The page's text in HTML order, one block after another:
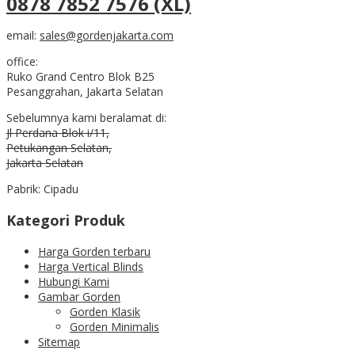
email: sales@gordenjakarta.com
office:
Ruko Grand Centro Blok B25
Pesanggrahan, Jakarta Selatan
Sebelumnya kami beralamat di:
Jl Perdana Blok i/11,
Petukangan Selatan,
Jakarta Selatan
Pabrik: Cipadu
Kategori Produk
Harga Gorden terbaru
Harga Vertical Blinds
Hubungi Kami
Gambar Gorden
Gorden Klasik
Gorden Minimalis
Sitemap